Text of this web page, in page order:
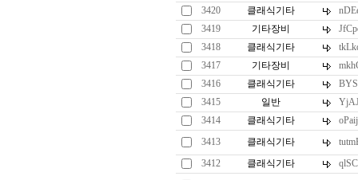
3420
클래식기타
3419
기타장비
3418
클래식기타
3417
기타장비
3416
클래식기타
3415
일반
3414
클래식기타
3413
클래식기타
3412
클래식기타